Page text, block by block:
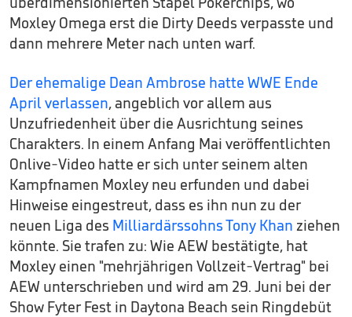
Moxley Omega erst die Dirty Deeds verpasste und
dann mehrere Meter nach unten warf.
Der ehemalige Dean Ambrose hatte WWE Ende
April verlassen, angeblich vor allem aus
Unzufriedenheit über die Ausrichtung seines
Charakters. In einem Anfang Mai veröffentlichten
Onlive-Video hatte er sich unter seinem alten
Kampfnamen Moxley neu erfunden und dabei
Hinweise eingestreut, dass es ihn nun zu der
neuen Liga des Milliardärssohns Tony Khan ziehen
könnte. Sie trafen zu: Wie AEW bestätigte, hat
Moxley einen "mehrjährigen Vollzeit-Vertrag" bei
AEW unterschrieben und wird am 29. Juni bei der
Show Fyter Fest in Daytona Beach sein Ringdebüt